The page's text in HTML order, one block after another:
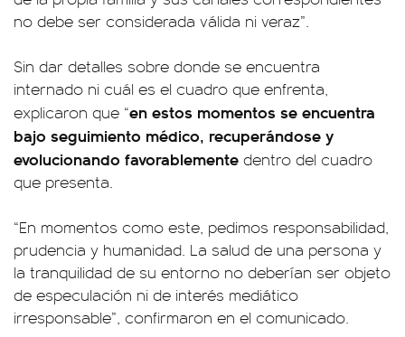
no debe ser considerada válida ni veraz”.
Sin dar detalles sobre donde se encuentra
internado ni cuál es el cuadro que enfrenta,
explicaron que “en estos momentos se encuentra
bajo seguimiento médico, recuperándose y
evolucionando favorablemente dentro del cuadro
que presenta.
“En momentos como este, pedimos responsabilidad,
prudencia y humanidad. La salud de una persona y
la tranquilidad de su entorno no deberían ser objeto
de especulación ni de interés mediático
irresponsable”, confirmaron en el comunicado.